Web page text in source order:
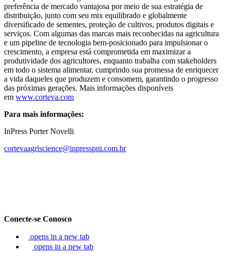
preferência de mercado vantajosa por meio de sua estratégia de
distribuição, junto com seu mix equilibrado e globalmente
diversificado de sementes, proteção de cultivos, produtos digitais e
serviços. Com algumas das marcas mais reconhecidas na agricultura
e um pipeline de tecnologia bem-posicionado para impulsionar o
crescimento, a empresa está comprometida em maximizar a
produtividade dos agricultores, enquanto trabalha com stakeholders
em todo o sistema alimentar, cumprindo sua promessa de enriquecer
a vida daqueles que produzem e consomem, garantindo o progresso
das próximas gerações. Mais informações disponíveis
em www.corteva.com
Para mais informações:
InPress Porter Novelli
cortevaagriscience@inpresspni.com.br
Conecte-se Conosco
opens in a new tab
opens in a new tab